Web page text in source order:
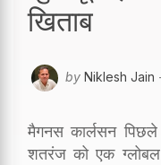
खिताब
by Niklesh Jain
मैगनस कार्लसन
शतरंज को एक ग्लोबल